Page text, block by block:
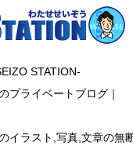
STATION-
プライベートブログ｜
イラスト,写真,文章の無